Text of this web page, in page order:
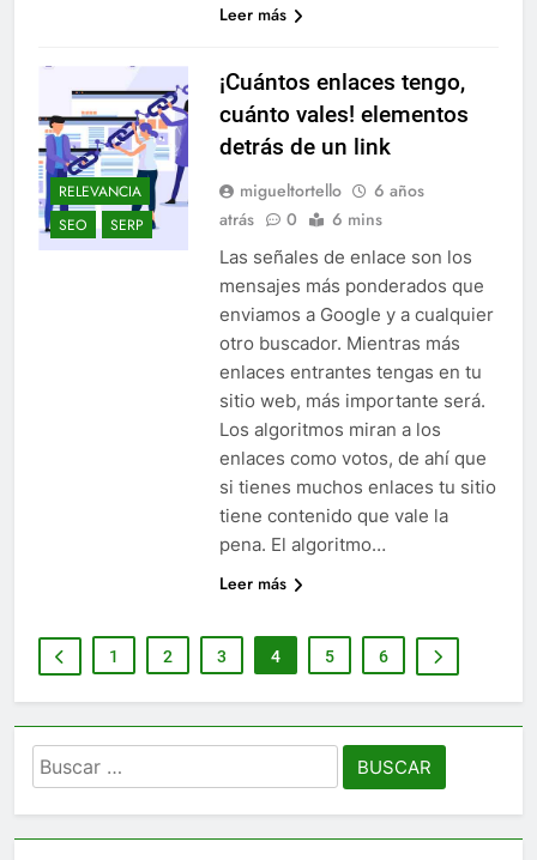
Leer más
RELEVANCIA
SEO
SERP
¡Cuántos enlaces tengo,
cuánto vales! elementos
detrás de un link
migueltortello
6 años
atrás
0 6 mins
Las señales de enlace son los
mensajes más ponderados que
enviamos a Google y a cualquier
otro buscador. Mientras más
enlaces entrantes tengas en tu
sitio web, más importante será.
Los algoritmos miran a los
enlaces como votos, de ahí que
si tienes muchos enlaces tu sitio
tiene contenido que vale la
pena. El algoritmo…
Leer más
1 2 3 4 5 6
Buscar: